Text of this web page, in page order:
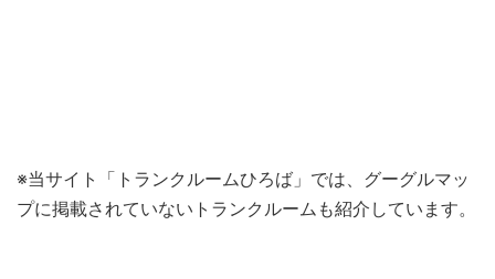
※当サイト「トランクルームひろば」では、グーグルマッ
プに掲載されていないトランクルームも紹介しています。